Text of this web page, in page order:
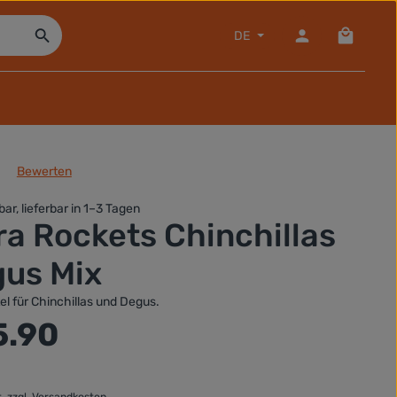
DE
Bewerten
lieferbar in 1–3 Tagen
Rockets Chinchillas
Mix
für Chinchillas und Degus.